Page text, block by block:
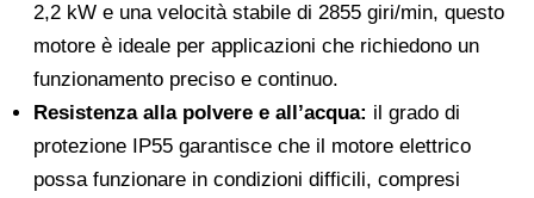
2,2 kW e una velocità stabile di 2855 giri/min, questo
motore è ideale per applicazioni che richiedono un
funzionamento preciso e continuo.
Resistenza alla polvere e all’acqua: il grado di
protezione IP55 garantisce che il motore elettrico
possa funzionare in condizioni difficili, compresi